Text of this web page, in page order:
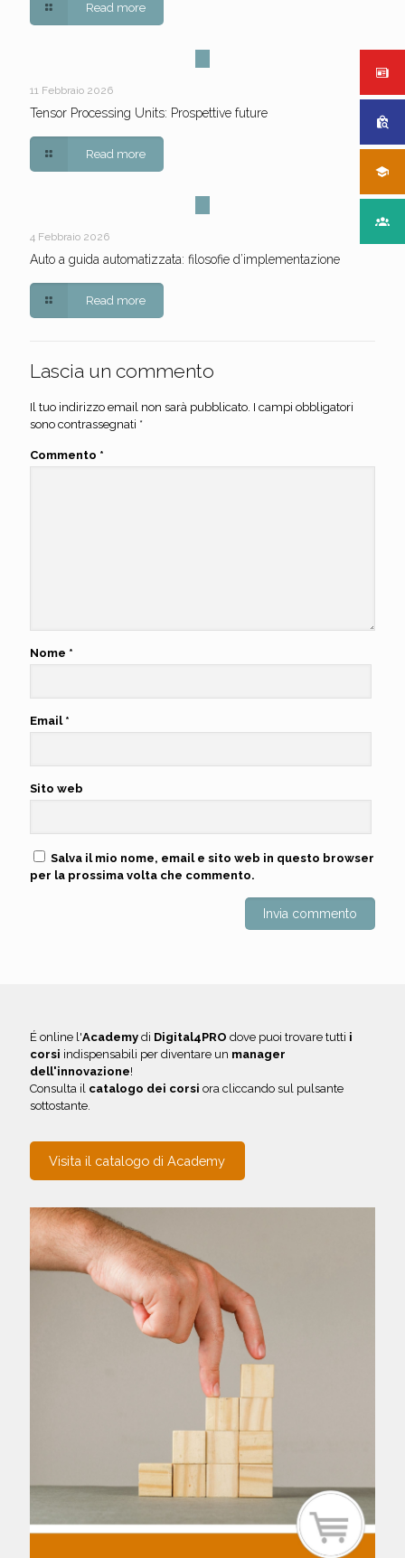
Read more
11 Febbraio 2026
Tensor Processing Units: Prospettive future
Read more
4 Febbraio 2026
Auto a guida automatizzata: filosofie d’implementazione
Read more
Lascia un commento
Il tuo indirizzo email non sarà pubblicato. I campi obbligatori
sono contrassegnati *
Commento *
Nome *
Email *
Sito web
Salva il mio nome, email e sito web in questo browser
per la prossima volta che commento.
É online l'Academy di Digital4PRO dove puoi trovare tutti i
corsi indispensabili per diventare un manager
dell'innovazione!
Consulta il catalogo dei corsi ora cliccando sul pulsante
sottostante.
Visita il catalogo di Academy